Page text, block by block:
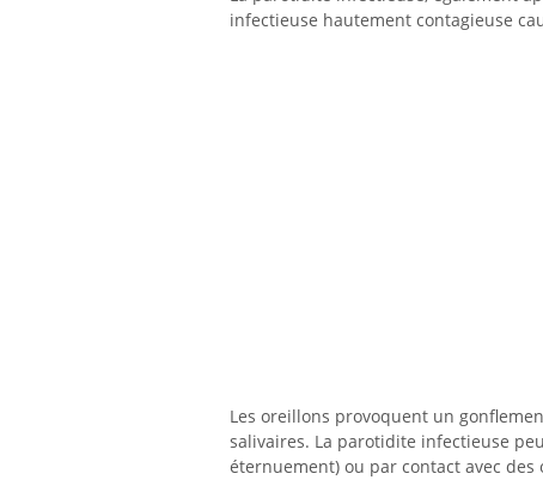
infectieuse hautement contagieuse
Les oreillons provoquent un
salivaires. La parotidite infectieuse
éternuement) ou par contact avec des